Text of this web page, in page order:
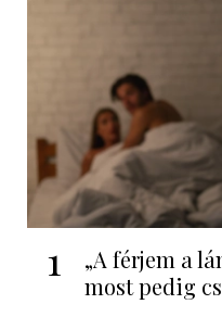
1
„A férjem a
most pedig